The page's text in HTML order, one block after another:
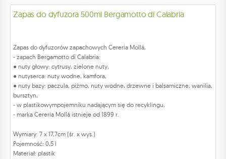
Zapas do dyfuzora 500ml Bergamotto di Calabria
Zapas do dyfuzorów zapachowych Cereria Mollá,
- zapach Bergamotto di Calabria:
● nuty głowy: cytrusy, zielone nuty,
● nutyserca: nuty wodne, kamfora,
● nuty bazy: paczula, piżmo, nuty wodne, drzewne i balsamiczne, wanilia,
bursztyn,
- w plastikowympojemniku nadającym się do recyklingu,
- marka Cereria Mollá istnieje od 1899 r.
Wymiary: 7 x 17,7cm (śr. x wys.)
Pojemność: 0,5 l
Materiał: plastik